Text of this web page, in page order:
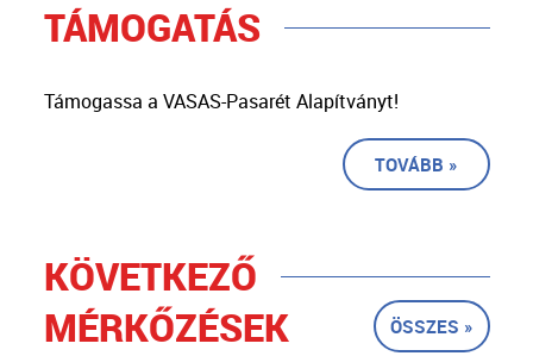
TÁMOGATÁS
Támogassa a VASAS-Pasarét Alapítványt!
TOVÁBB »
KÖVETKEZŐ
MÉRKŐZÉSEK
ÖSSZES »